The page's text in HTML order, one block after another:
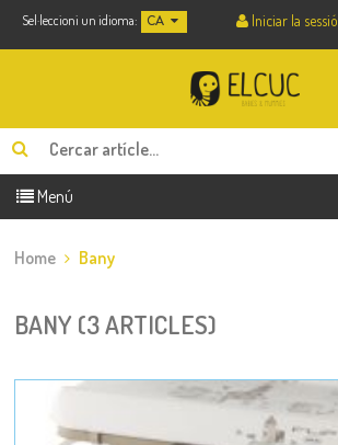
Sel·leccioni un idioma: CA Iniciar la sessió
Menú
Home Bany
BANY (3 ARTICLES)